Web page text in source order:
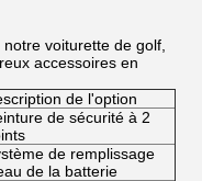
voiturette de golf,
accessoires en
de l'option
de sécurité à 2
de remplissage
de la batterie